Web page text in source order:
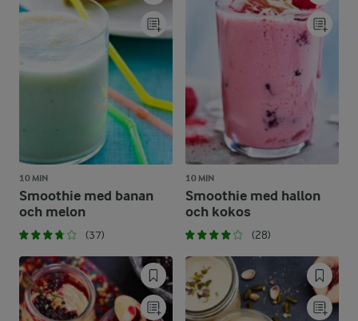
10 MIN
Smoothie med banan
och melon
(37)
10 MIN
Smoothie med hallon
och kokos
(28)